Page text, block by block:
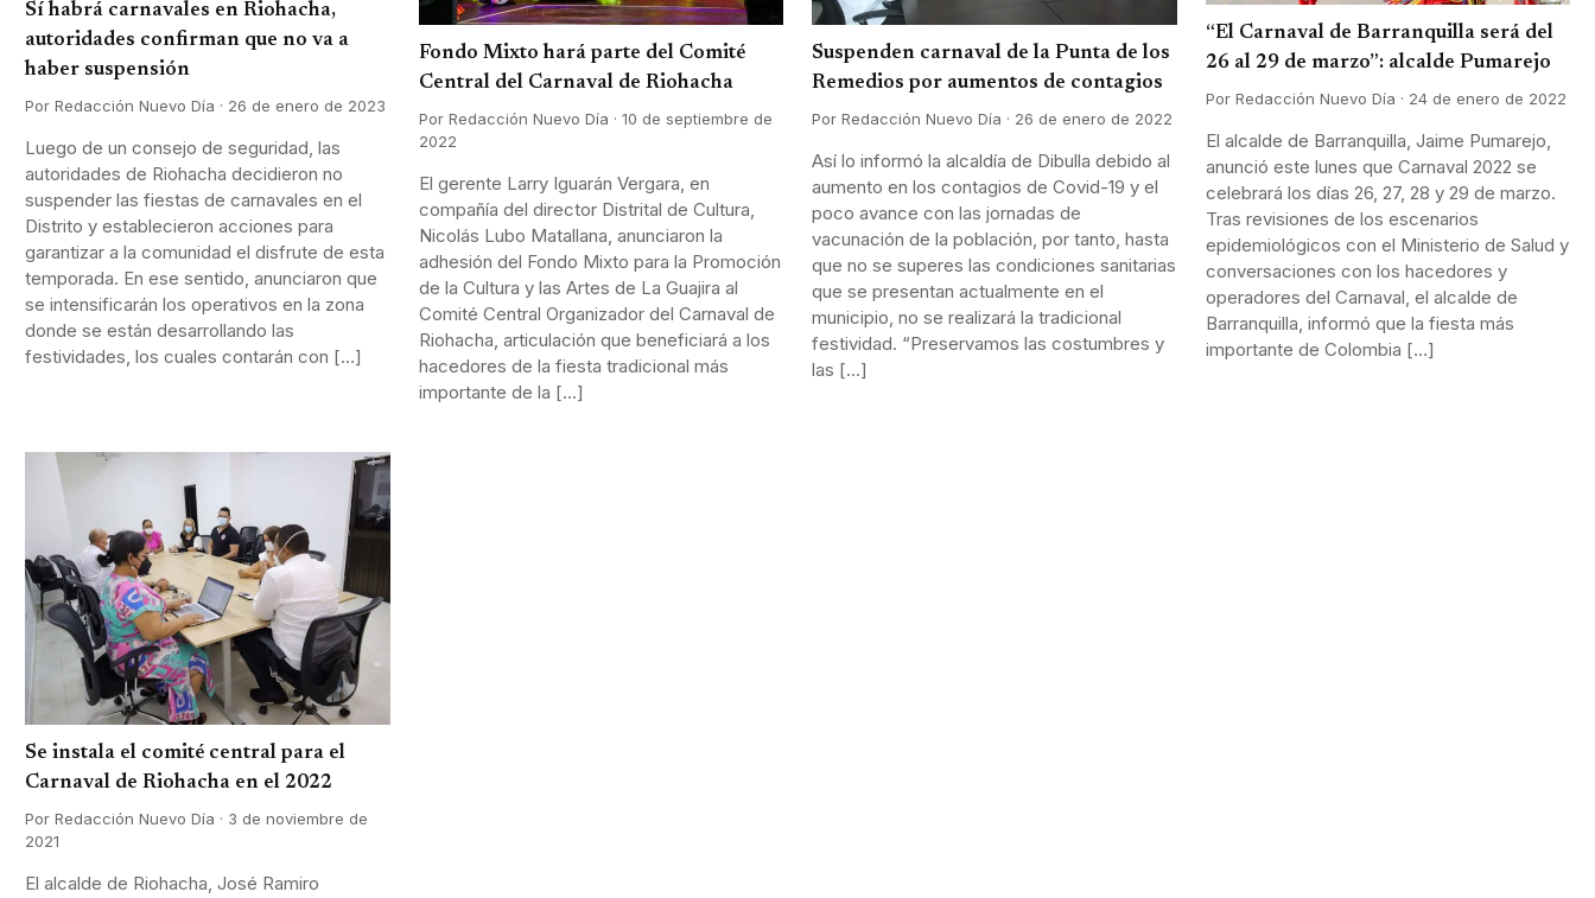
Sí habrá carnavales en Riohacha,
autoridades confirman que no va a
haber suspensión
Por Redacción Nuevo Día · 26 de enero de 2023
Luego de un consejo de seguridad, las
autoridades de Riohacha decidieron no
suspender las fiestas de carnavales en el
Distrito y establecieron acciones para
garantizar a la comunidad el disfrute de esta
temporada. En ese sentido, anunciaron que
se intensificarán los operativos en la zona
donde se están desarrollando las
festividades, los cuales contarán con […]
Fondo Mixto hará parte del Comité
Central del Carnaval de Riohacha
Por Redacción Nuevo Día · 10 de septiembre de
2022
El gerente Larry Iguarán Vergara, en
compañía del director Distrital de Cultura,
Nicolás Lubo Matallana, anunciaron la
adhesión del Fondo Mixto para la Promoción
de la Cultura y las Artes de La Guajira al
Comité Central Organizador del Carnaval de
Riohacha, articulación que beneficiará a los
hacedores de la fiesta tradicional más
importante de la […]
Suspenden carnaval de la Punta de los
Remedios por aumentos de contagios
Por Redacción Nuevo Día · 26 de enero de 2022
Así lo informó la alcaldía de Dibulla debido al
aumento en los contagios de Covid-19 y el
poco avance con las jornadas de
vacunación de la población, por tanto, hasta
que no se superes las condiciones sanitarias
que se presentan actualmente en el
municipio, no se realizará la tradicional
festividad. “Preservamos las costumbres y
las […]
“El Carnaval de Barranquilla será del
26 al 29 de marzo”: alcalde Pumarejo
Por Redacción Nuevo Día · 24 de enero de 2022
El alcalde de Barranquilla, Jaime Pumarejo,
anunció este lunes que Carnaval 2022 se
celebrará los días 26, 27, 28 y 29 de marzo.
Tras revisiones de los escenarios
epidemiológicos con el Ministerio de Salud y
conversaciones con los hacedores y
operadores del Carnaval, el alcalde de
Barranquilla, informó que la fiesta más
importante de Colombia […]
Se instala el comité central para el
Carnaval de Riohacha en el 2022
Por Redacción Nuevo Día · 3 de noviembre de
2021
El alcalde de Riohacha, José Ramiro